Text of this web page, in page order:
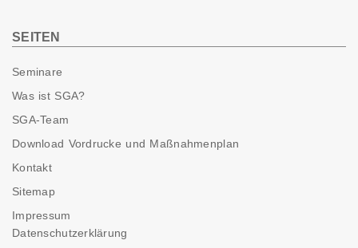
SEITEN
Seminare
Was ist SGA?
SGA-Team
Download Vordrucke und Maßnahmenplan
Kontakt
Sitemap
Impressum
Datenschutzerklärung